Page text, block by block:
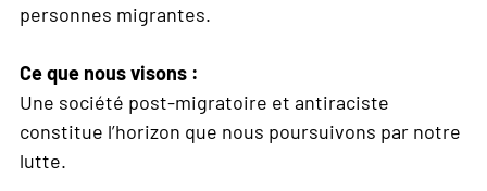
personnes migrantes.
Ce que nous visons :
Une société post-migratoire et antiraciste
constitue l’horizon que nous poursuivons par notre
lutte.